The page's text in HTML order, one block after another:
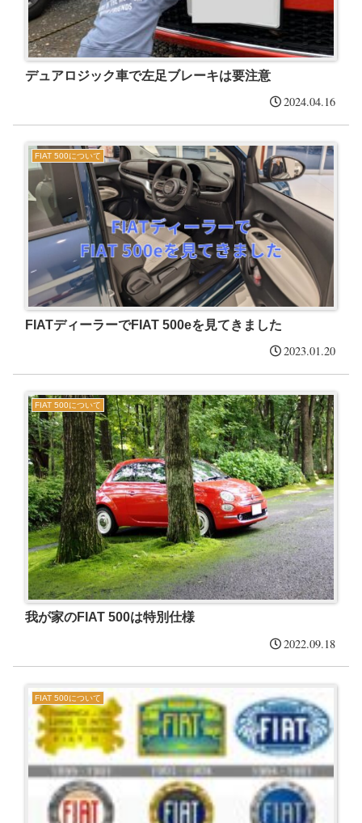
デュアロジック車で左足ブレーキは要注意
2024.04.16
FIAT 500について
FIATディーラーでFIAT 500eを見てきました
2023.01.20
FIAT 500について
我が家のFIAT 500は特別仕様
2022.09.18
FIAT 500について